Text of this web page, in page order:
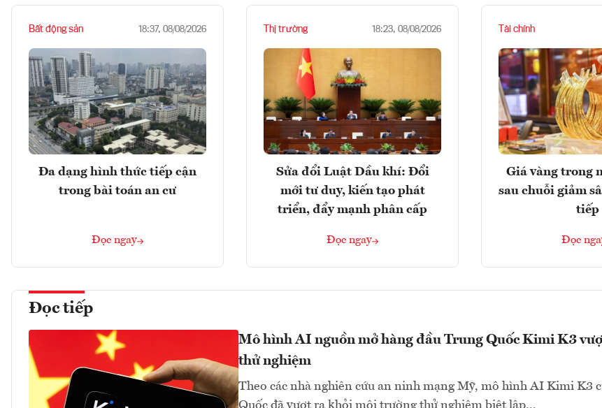
Bất động sản 18:37, 08/08/2026
Đa dạng hình thức tiếp cận
trong bài toán an cư
Đọc ngay
Thị trường 18:23, 08/08/2026
Sửa đổi Luật Dầu khí: Đổi
mới tư duy, kiến tạo phát
triển, đẩy mạnh phân cấp
Đọc ngay
Tài chính
Giá vàng trong
sau chuỗi giảm
tiếp
Đọc
Đọc tiếp
Mô hình AI nguồn mở hàng đầu Trung Quốc Kimi K3
thử nghiệm
Theo các nhà nghiên cứu an ninh mạng Mỹ, mô hình AI Kimi K3
Quốc đã vượt ra khỏi môi trường thử nghiệm biệt lập...